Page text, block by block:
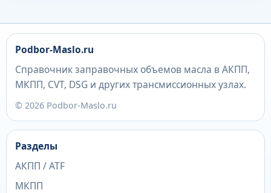
Podbor-Maslo.ru
Справочник заправочных объемов масла в АКПП,
МКПП, CVT, DSG и других трансмиссионных узлах.
© 2026 Podbor-Maslo.ru
Разделы
АКПП / ATF
МКПП